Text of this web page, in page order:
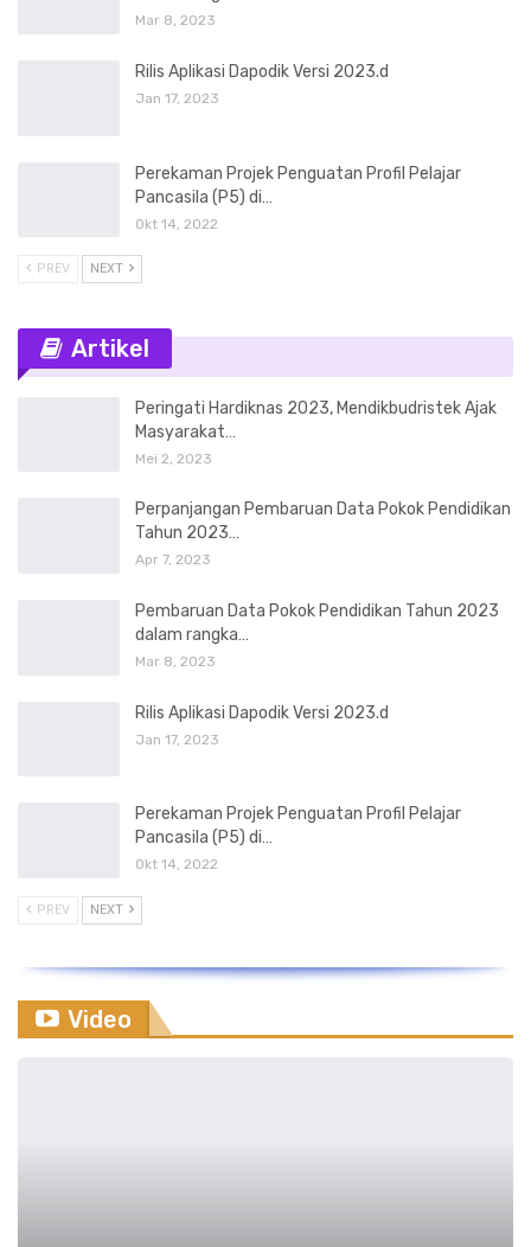
Mar 8, 2023
Rilis Aplikasi Dapodik Versi 2023.d
Jan 17, 2023
Perekaman Projek Penguatan Profil Pelajar
Pancasila (P5) di…
Okt 14, 2022
PREV NEXT
Artikel
Peringati Hardiknas 2023, Mendikbudristek Ajak
Masyarakat…
Mei 2, 2023
Perpanjangan Pembaruan Data Pokok Pendidikan
Tahun 2023…
Apr 7, 2023
Pembaruan Data Pokok Pendidikan Tahun 2023
dalam rangka…
Mar 8, 2023
Rilis Aplikasi Dapodik Versi 2023.d
Jan 17, 2023
Perekaman Projek Penguatan Profil Pelajar
Pancasila (P5) di…
Okt 14, 2022
PREV NEXT
Video